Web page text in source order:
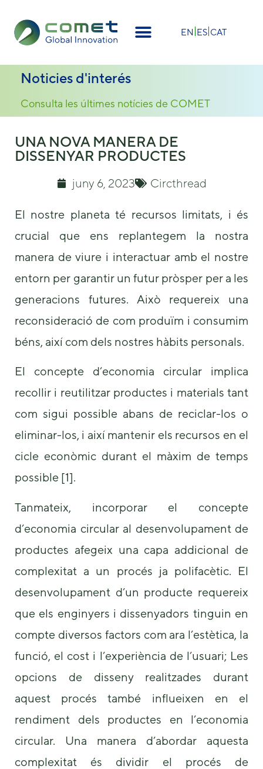
EN ES CAT
Noticies d'interés
Consulta les últimes notícies de COMET
UNA NOVA MANERA DE
DISSENYAR PRODUCTES
juny 6, 2023 Circthread
El nostre planeta té recursos limitats, i és
crucial que ens replantegem la nostra
manera de viure i interactuar amb el nostre
entorn per garantir un futur pròsper per a les
generacions futures. Això requereix una
reconsideració de com produïm i consumim
béns, així com dels nostres hàbits personals.
El concepte d’economia circular implica
recollir i reutilitzar productes i materials tant
com sigui possible abans de reciclar-los o
eliminar-los, i així mantenir els recursos en el
cicle econòmic durant el màxim de temps
possible [1].
Tanmateix, incorporar el concepte
d’economia circular al desenvolupament de
productes afegeix una capa addicional de
complexitat a un procés ja polifacètic. El
desenvolupament d’un producte requereix
que els enginyers i dissenyadors tinguin en
compte diversos factors com ara l’estètica, la
funció, el cost i l’experiència de l’usuari; Les
opcions de disseny realitzades durant
aquest procés també influeixen en el
rendiment dels productes en l’economia
circular. Una manera d’abordar aquesta
complexitat és dividir el procés de